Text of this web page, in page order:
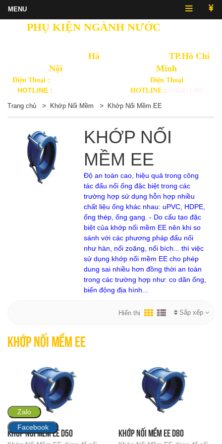
PHỤ KIỆN NGÀNH NƯỚC
Hà
Nội
Điện Thoại :
HOTLINE :
TP.Hồ Chí
Minh
Điện Thoại
HOTLINE :
Trang chủ > Khớp Nối Mềm > Khớp Nối Mềm EE
KHỚP NỐI
MỀM EE
Độ an toàn cao, hiệu quả trong công
tác đấu nối ống đặc biệt trong các
trường hợp sử dụng hỗn hợp nhiều
chất liệu ống khác nhau: uPVC, HDPE,
ống thép, ống gang. - Do cấu tạo đặc
biệt của khớp nối mềm EE nên khi so
sánh với các phương pháp đấu nối
như hàn, nối zoăng, nối bích... thì việc
sử dụng khớp nối mềm EE cho phép
dung sai nhiều hơn đồng thời an toàn
trong các trường hợp như: co dãn ống,
biến động địa hình...
Sắp xếp
Hiển thị
Khớp Nối Mềm EE
Khớp Nối Mềm EE D50 Khớp Nối Mềm EE D80
Zalo
Facebook